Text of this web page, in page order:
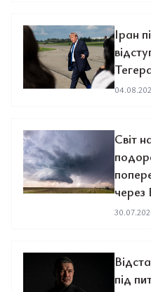
Іран
Світ
через
під